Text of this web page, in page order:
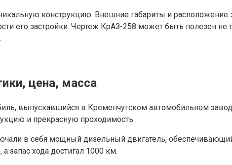
конструкцию. Внешние габариты и
его застройки. Чертеж КрАЗ-258 может быть полезен
цена, масса
выпускавшийся в Кременчугском автомобильном
и прекрасную проходимость.
в себя мощный дизельный двигатель,
запас хода достигал 1000 км.